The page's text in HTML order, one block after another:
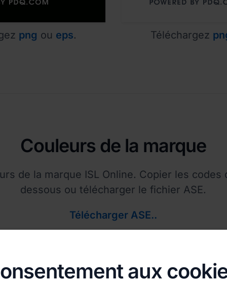
png ou eps. Téléchargez
Couleurs de la marque
de la marque ISL Online. Copier les
dessous ou télécharger le fichier ASE.
Télécharger ASE..
aux